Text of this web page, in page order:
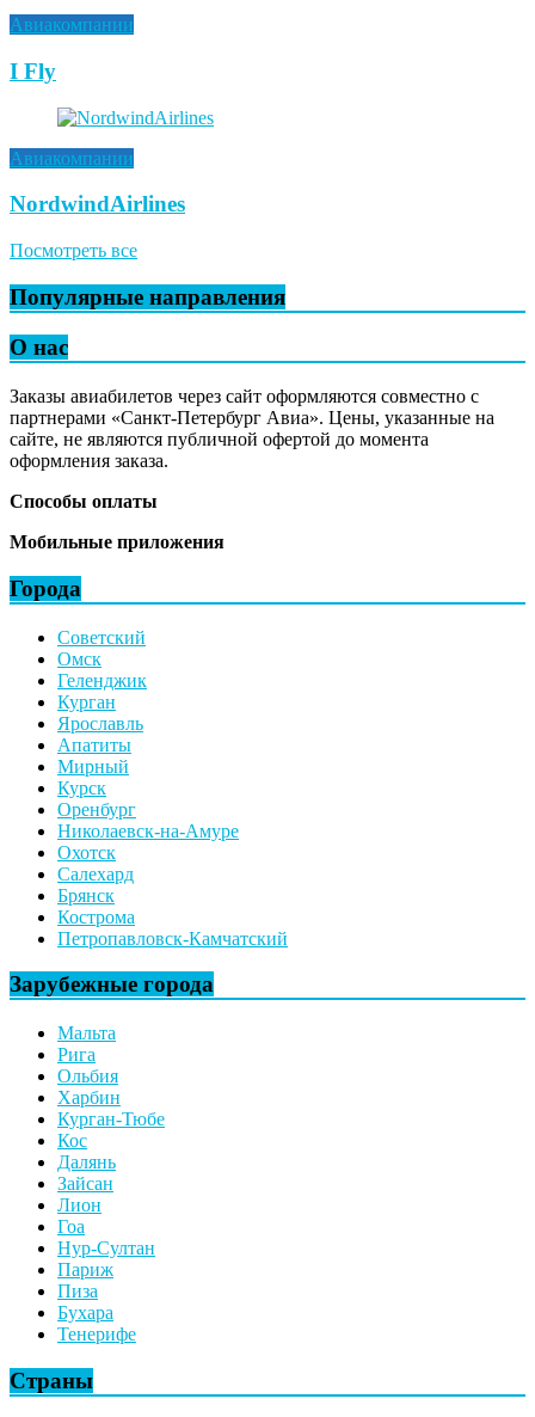
Авиакомпании
I Fly
Авиакомпании
NordwindAirlines
Посмотреть все
Популярные направления
О нас
Заказы авиабилетов через сайт оформляются совместно с
партнерами «Санкт-Петербург Авиа». Цены, указанные на
сайте, не являются публичной офертой до момента
оформления заказа.
Способы оплаты
Мобильные приложения
Города
Советский
Омск
Геленджик
Курган
Ярославль
Апатиты
Мирный
Курск
Оренбург
Николаевск-на-Амуре
Охотск
Салехард
Брянск
Кострома
Петропавловск-Камчатский
Зарубежные города
Мальта
Рига
Ольбия
Харбин
Курган-Тюбе
Кос
Далянь
Зайсан
Лион
Гоа
Нур-Султан
Париж
Пиза
Бухара
Тенерифе
Страны